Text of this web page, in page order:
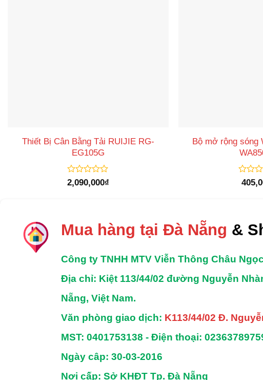
Thiết Bị Cân Bằng Tải RUIJIE RG-
EG105G
Được
xếp
2,090,000₫
Bộ mở rộng sóng
Được
Mua hàng tại Đà Nẵng &
Công ty TNHH MTV Viễn Thông Châu
Địa chỉ: Kiệt 113/44/02 đường Nguyễn
Nẵng, Việt Nam.
Văn phòng giao dịch: K113/44/02 Đ.
MST: 0401753138 -Điện thoại:
Ngày câp: 30-03-2016
Nơi cấp: Sở KHĐT Tp. Đà Nẵng